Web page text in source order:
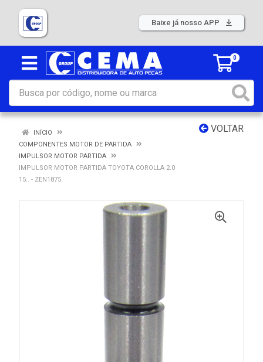
Baixe já nosso APP
0
VOLTAR
INÍCIO
COMPONENTES MOTOR DE PARTIDA
IMPULSOR MOTOR PARTIDA
IMPULSOR MOTOR PARTIDA TOYOTA COROLLA 2.0
15.. - ZEN1875